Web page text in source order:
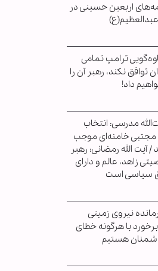
اربعین حسینی در
ترامپ تمامی
توافق نکند، رهبر آن را
داد!
مدرسی: انتخاب
مجتبی خامنه‌ای موجب
الله رمضانی: رهبر
زاهد، عالم و دارای
سیاسی است
نیروی زمینی
با هرگونه خطای
هستیم